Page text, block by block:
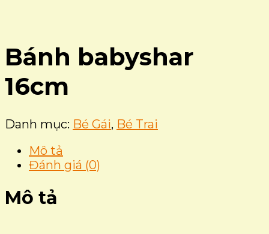
Bánh babyshar
16cm
Danh mục: Bé Gái, Bé Trai
Mô tả
Đánh giá (0)
Mô tả